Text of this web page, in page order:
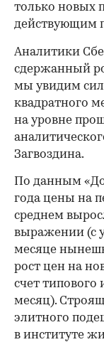
только новых
действующим
Аналитики
сдержанный
мы увидим
квадратного
на уровне
Загвоздина.
По данным
года цены на
среднем
выражении (с
месяце
рост цен на
счет типового
месяц).
элитного
в институте